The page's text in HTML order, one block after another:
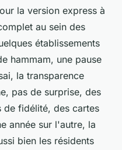
la version express à
au sein des
établissements
hammam, une pause
la transparence
pas de surprise, des
de fidélité, des cartes
année sur l'autre, la
bien les résidents